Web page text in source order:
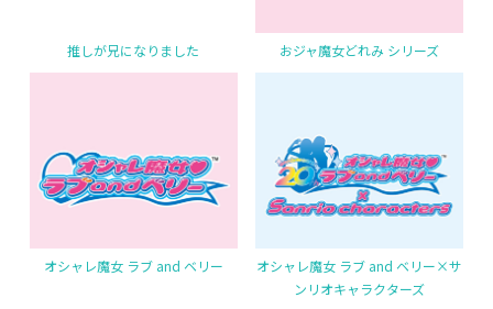
推しが兄になりました おジャ魔女どれみ シリーズ
オシャレ魔女 ラブ and ベリー
オシャレ魔女 ラブ and ベリー×サ
ンリオキャラクターズ